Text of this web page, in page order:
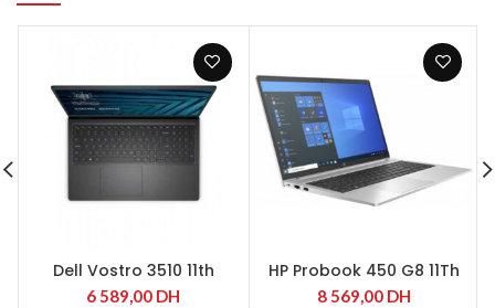
Dell Vostro 3510 11th
6 589,00 DH
HP Probook 450 G8 11Th
Intel Core i5-1135G7
8 569,00 DH